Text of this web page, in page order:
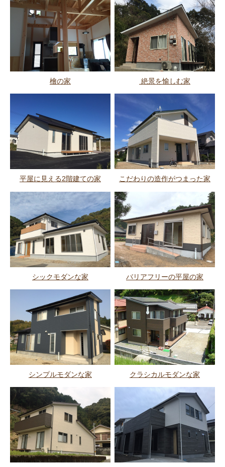
檜の家 絶景を愉しむ家
平屋に見える2階建ての家 こだわりの造作がつまった家
シックモダンな家 バリアフリーの平屋の家
シンプルモダンな家 クラシカルモダンな家